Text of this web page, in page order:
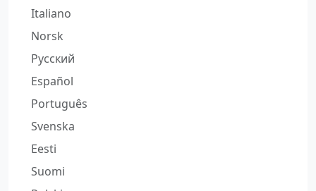
Italiano
Norsk
Русский
Español
Português
Svenska
Eesti
Suomi